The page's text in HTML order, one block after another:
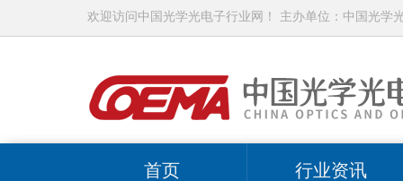
欢迎访问中国光学光电子行业网！ 主办单位：中国光学
首页 行业资讯